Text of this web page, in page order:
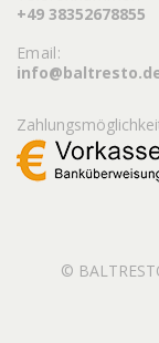
+49 38352678855
Email:
©